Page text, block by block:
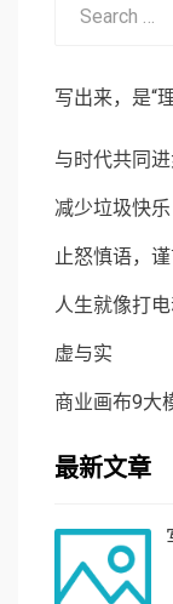
写出来，是“
与时代共同
减少垃圾快乐
止怒慎语，
人生就像打
虚与实
商业画布9大
最新文章